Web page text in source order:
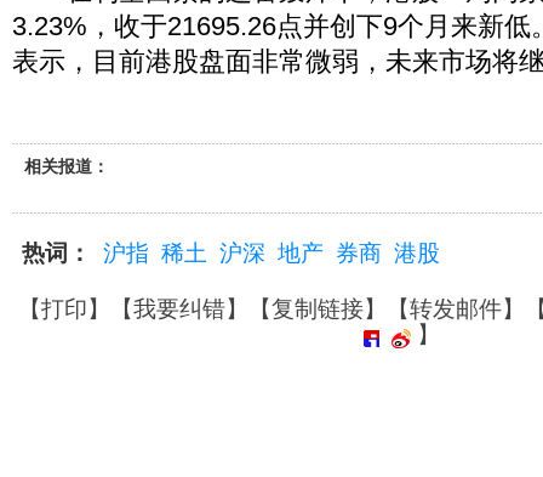
3.23%，收于21695.26点并创下9个月来新低
表示，目前港股盘面非常微弱，未来市场将
相关报道：
热词： 沪指 稀土 沪深 地产 券商 港股
【打印】【我要纠错】【复制链接】【转发邮件】
】